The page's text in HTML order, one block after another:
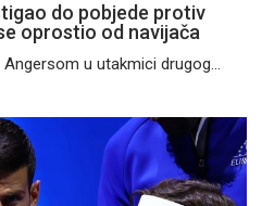
do pobjede protiv
oprostio od navijača
u utakmici drugog...